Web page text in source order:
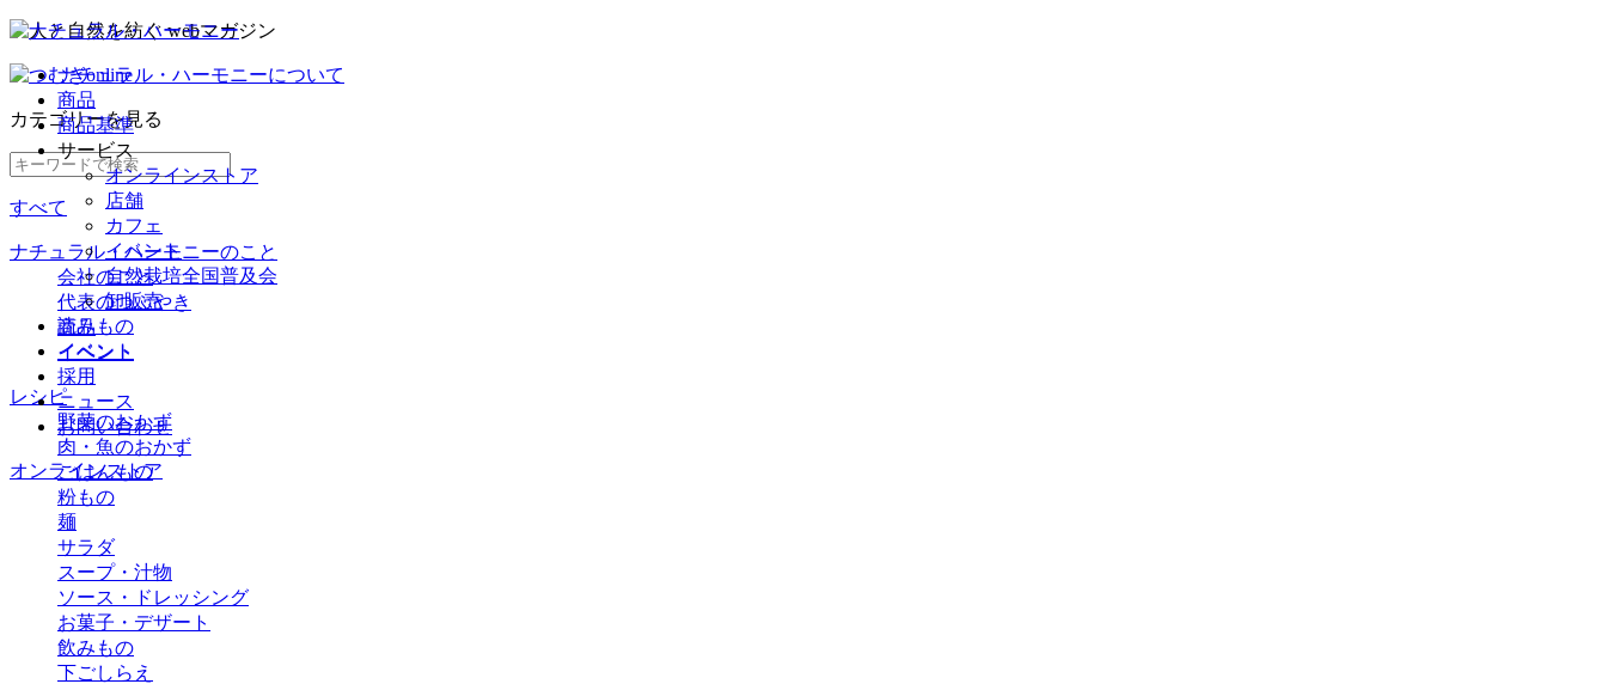
ナチュラル・ハーモニーについて
商品
商品基準
サービス
オンラインストア
店舗
カフェ
イベント
自然栽培全国普及会
卸販売
読みもの
イベント
採用
ニュース
お問い合わせ
オンラインストア
カテゴリーを見る
すべて
ナチュラル・ハーモニーのこと
会社のこと
代表のつぶやき
商品
イベント
レシピ
野菜のおかず
肉・魚のおかず
ごはんもの
粉もの
麺
サラダ
スープ・汁物
ソース・ドレッシング
お菓子・デザート
飲みもの
下ごしらえ